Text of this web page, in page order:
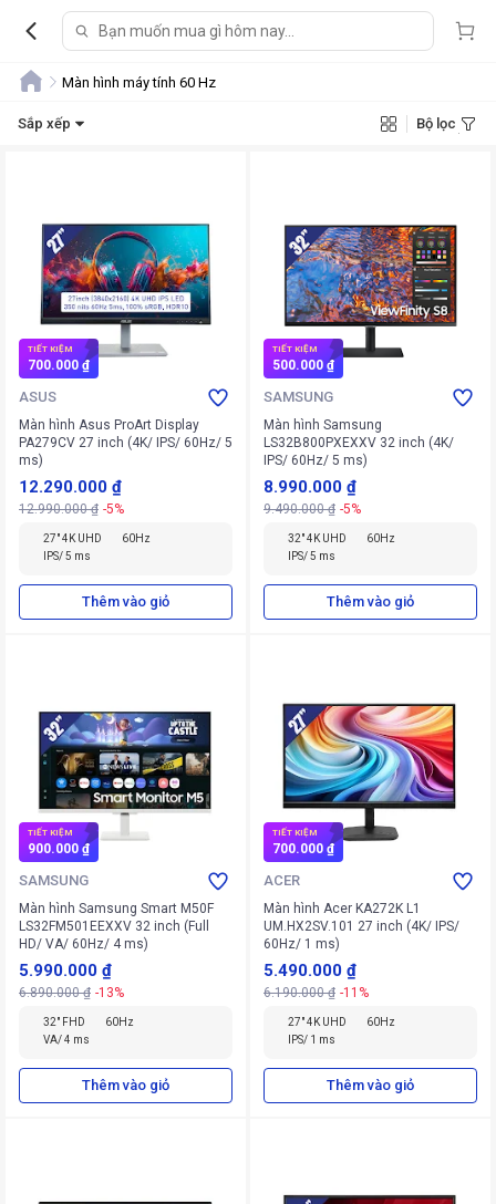
Màn hình máy tính 60 Hz
Sắp xếp Bộ lọc
TIẾT KIỆM
700.000 ₫
ASUS
Màn hình Asus ProArt Display
PA279CV 27 inch (4K/ IPS/ 60Hz/ 5
ms)
12.290.000 ₫
12.990.000 ₫ -5%
27" 4K UHD
60Hz
IPS/ 5 ms
Thêm vào giỏ
TIẾT KIỆM
500.000 ₫
SAMSUNG
Màn hình Samsung
LS32B800PXEXXV 32 inch (4K/
IPS/ 60Hz/ 5 ms)
8.990.000 ₫
9.490.000 ₫ -5%
32" 4K UHD
60Hz
IPS/ 5 ms
Thêm vào giỏ
TIẾT KIỆM
900.000 ₫
SAMSUNG
Màn hình Samsung Smart M50F
LS32FM501EEXXV 32 inch (Full
HD/ VA/ 60Hz/ 4 ms)
5.990.000 ₫
6.890.000 ₫ -13%
32" FHD
60Hz
VA/ 4 ms
Thêm vào giỏ
TIẾT KIỆM
700.000 ₫
ACER
Màn hình Acer KA272K L1
UM.HX2SV.101 27 inch (4K/ IPS/
60Hz/ 1 ms)
5.490.000 ₫
6.190.000 ₫ -11%
27" 4K UHD
60Hz
IPS/ 1 ms
Thêm vào giỏ